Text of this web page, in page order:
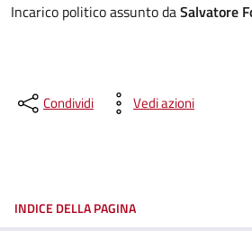
Incarico politico assunto daSalvatore
Condividi Vedi azioni
INDICE DELLA PAGINA